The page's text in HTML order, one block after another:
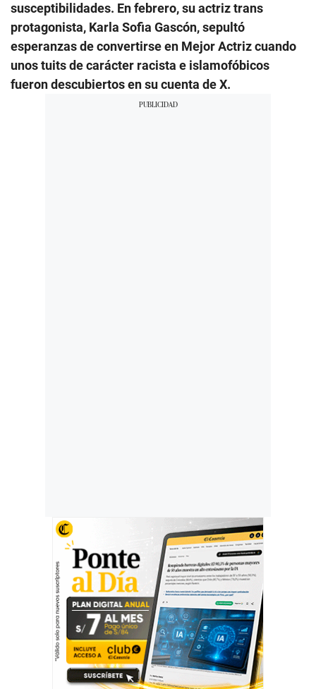
susceptibilidades. En febrero, su actriz trans
protagonista, Karla Sofia Gascón, sepultó
esperanzas de convertirse en Mejor Actriz cuando
unos tuits de carácter racista e islamofóbicos
fueron descubiertos en su cuenta de X.